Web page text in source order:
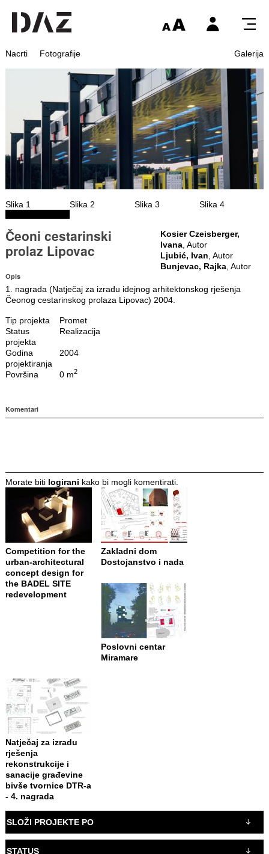
Nacrti Fotografije Galerija
Slika 1 Slika 2 Slika 3 Slika 4
Čeoni cestarinski
prolaz Lipovac
Kosier Czeisberger,
Ivana , Autor
Ljubić, Ivan , Autor
Bunjevac, Rajka , Autor
Opis
1. nagrada (Natječaj za izradu idejnog arhitektonskog rješenja
Čeonog cestarinskog prolaza Lipovac) 2004.
Tip projekta
Promet
Status
projekta
Realizacija
Godina
projektiranja
2004
Površina 0 m2
Komentari
Morate biti logirani kako bi mogli komentirati.
Competition for the
urban-architectural
concept design for
the BADEL SITE
redevelopment
Zakladni dom
Dostojanstvo i nada
Poslovni centar
Miramare
Natječaj za izradu
rješenja
rekonstrukcije i
sanacije građevine
bivše tvornice DTR-a
- 4. nagrada
SLOŽI PROJEKTE PO
STATUS